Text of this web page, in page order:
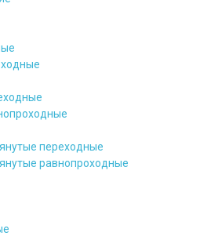
переходные
равнопроходные